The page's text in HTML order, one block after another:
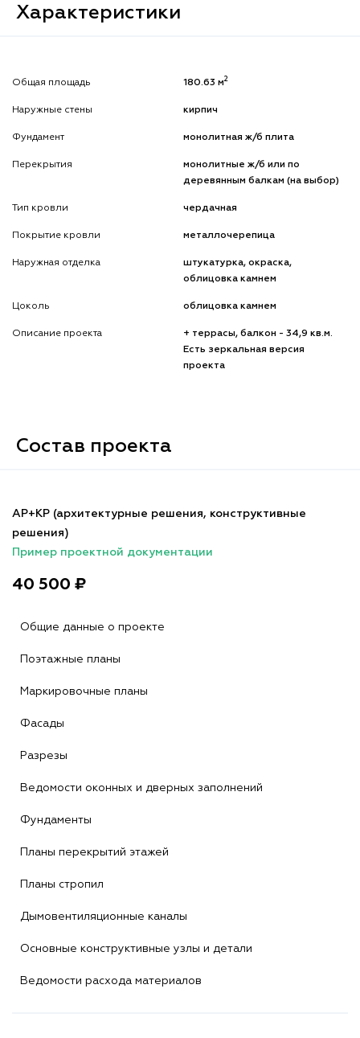
Характеристики
Общая площадь 180.63 м2
Наружные стены кирпич
Фундамент монолитная ж/б плита
Перекрытия
монолитные ж/б или по
деревянным балкам (на выбор)
Тип кровли чердачная
Покрытие кровли металлочерепица
Наружная отделка
штукатурка, окраска,
облицовка камнем
Цоколь облицовка камнем
Описание проекта
+ террасы, балкон - 34,9 кв.м.
Есть зеркальная версия
проекта
Состав проекта
АР+КР (архитектурные решения, конструктивные
решения)
Пример проектной документации
40 500 ₽
Общие данные о проекте
Поэтажные планы
Маркировочные планы
Фасады
Разрезы
Ведомости оконных и дверных заполнений
Фундаменты
Планы перекрытий этажей
Планы стропил
Дымовентиляционные каналы
Основные конструктивные узлы и детали
Ведомости расхода материалов